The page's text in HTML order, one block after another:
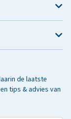
de laatste
tips & advies van